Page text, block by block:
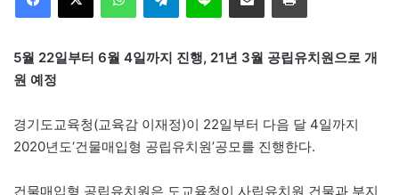
5월 22일부터 6월 4일까지 진행, 21년 3월 공립유치원으로 개
원 예정
경기도교육청(교육감 이재정)이 22일부터 다음 달 4일까지
2020년도‘건물매입형 공립유치원’공모를 진행한다.
건물매입형 공립유치원은 도교육청이 사립유치원 건물과 부지